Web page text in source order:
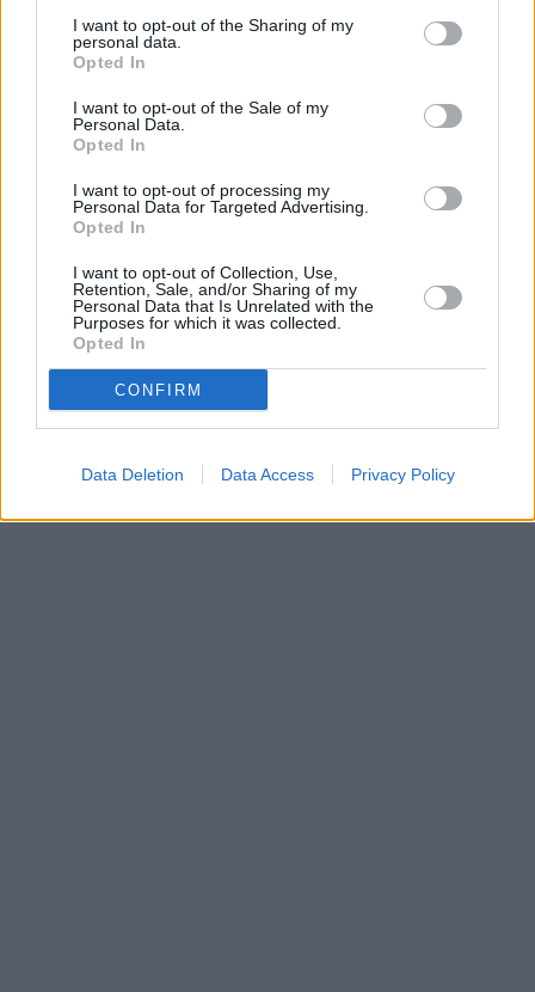
I want to opt-out of the Sharing of my
personal data.
Opted In
I want to opt-out of the Sale of my
Personal Data.
Opted In
I want to opt-out of processing my
Personal Data for Targeted Advertising.
Opted In
I want to opt-out of Collection, Use,
Retention, Sale, and/or Sharing of my
Personal Data that Is Unrelated with the
Purposes for which it was collected.
Opted In
CONFIRM
Data Deletion Data Access Privacy Policy
Prima sport - co nabídne v prvním
O webu parabola.cz •O souborech cookies•
Dovolená u moře•Bazény